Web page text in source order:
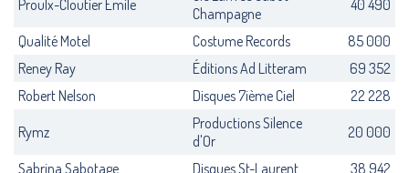
Proulx-Cloutier Émile
Champagne
40 490
Qualité Motel
Costume Records
85 000
Reney Ray
Éditions Ad Litteram
69 352
Robert Nelson
Disques 7ième Ciel
22 228
Rymz
Productions Silence
d'Or
20 000
Sabrina Sabotage
Disques St-Laurent
38 942